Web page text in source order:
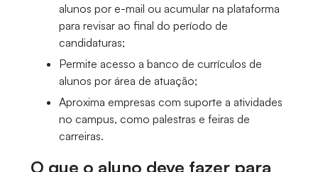
alunos por e-mail ou acumular na plataforma
para revisar ao final do período de
candidaturas;
Permite acesso a banco de currículos de
alunos por área de atuação;
Aproxima empresas com suporte a atividades
no campus, como palestras e feiras de
carreiras.
O que o aluno deve fazer para